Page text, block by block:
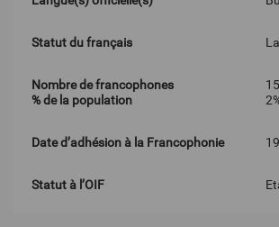
Statut du français
Nombre de francophones
% de la population
Date d’adhésion à la Francophonie
Statut à l’OIF